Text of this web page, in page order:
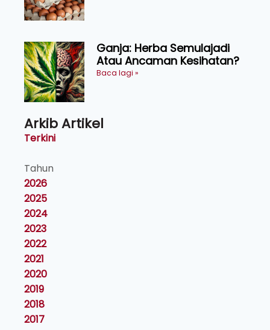
Ganja: Herba Semulajadi
Atau Ancaman Kesihatan?
Baca lagi »
Arkib Artikel
Terkini
Tahun
2026
2025
2024
2023
2022
2021
2020
2019
2018
2017